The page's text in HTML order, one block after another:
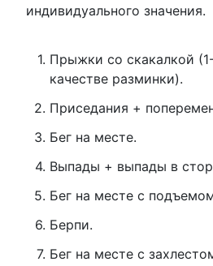
индивидуального значения.
Прыжки со скакалкой
качестве разминки).
Приседания +
Бег на месте.
Выпады + выпады в
Бег на месте с
Берпи.
Бег на месте с